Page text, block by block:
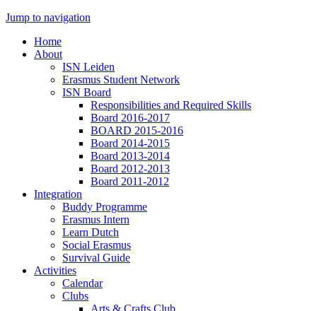
Jump to navigation
Home
About
ISN Leiden
Erasmus Student Network
ISN Board
Responsibilities and Required Skills
Board 2016-2017
BOARD 2015-2016
Board 2014-2015
Board 2013-2014
Board 2012-2013
Board 2011-2012
Integration
Buddy Programme
Erasmus Intern
Learn Dutch
Social Erasmus
Survival Guide
Activities
Calendar
Clubs
Arts & Crafts Club